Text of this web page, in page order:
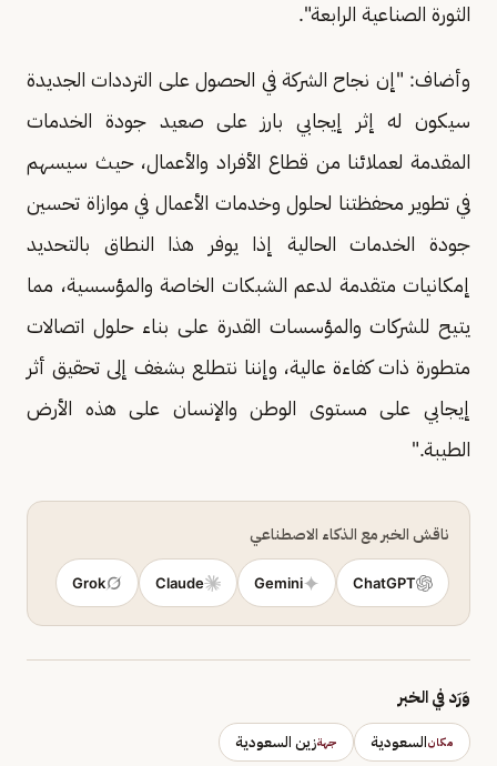
الثورة الصناعية الرابعة".
وأضاف: "إن نجاح الشركة في الحصول على الترددات الجديدة
سيكون له إثر إيجابي بارز على صعيد جودة الخدمات
المقدمة لعملائنا من قطاع الأفراد والأعمال، حيث سيسهم
في تطوير محفظتنا لحلول وخدمات الأعمال في موازاة تحسين
جودة الخدمات الحالية إذا يوفر هذا النطاق بالتحديد
إمكانيات متقدمة لدعم الشبكات الخاصة والمؤسسية، مما
يتيح للشركات والمؤسسات القدرة على بناء حلول اتصالات
متطورة ذات كفاءة عالية، وإننا نتطلع بشغف إلى تحقيق أثر
إيجابي على مستوى الوطن والإنسان على هذه الأرض
الطيبة."
ناقش الخبر مع الذكاء الاصطناعي
ChatGPT
Gemini
Claude
Grok
وَرَد في الخبر
مكانالسعودية جهةزين السعودية